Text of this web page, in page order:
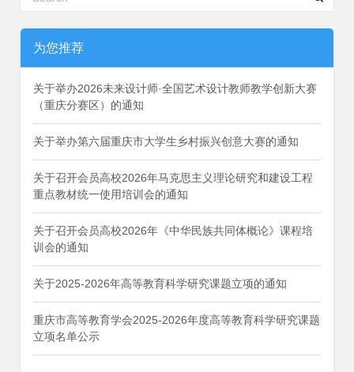
为您推荐
关于举办2026未来设计师·全国艺术设计教师教学创新大赛
（重庆分赛区）的通知
关于举办第六届重庆市大学生乡村振兴创意大赛的通知
关于召开会员高校2026年马克思主义理论研究和建设工程
重点教材统一使用培训会的通知
关于召开会员高校2026年《中华民族共同体概论》课程培
训会的通知
关于2025-2026年高等教育科学研究课题立项的通知
重庆市高等教育学会2025-2026年度高等教育科学研究课题
立项名单公示